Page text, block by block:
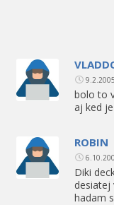
bolo to
aj ked
ROBIN
Diki
desiatej
hadam